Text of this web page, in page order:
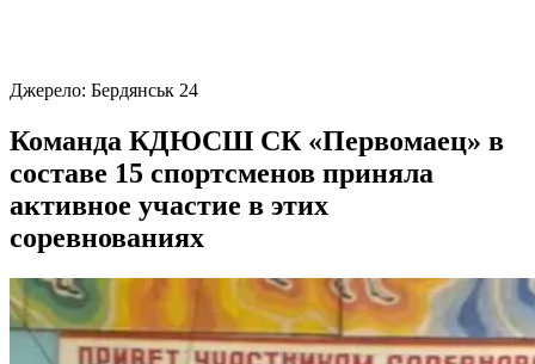
Джерело: Бердянськ 24
Команда КДЮСШ СК «Первомаец» в
составе 15 спортсменов приняла
активное участие в этих
соревнованиях